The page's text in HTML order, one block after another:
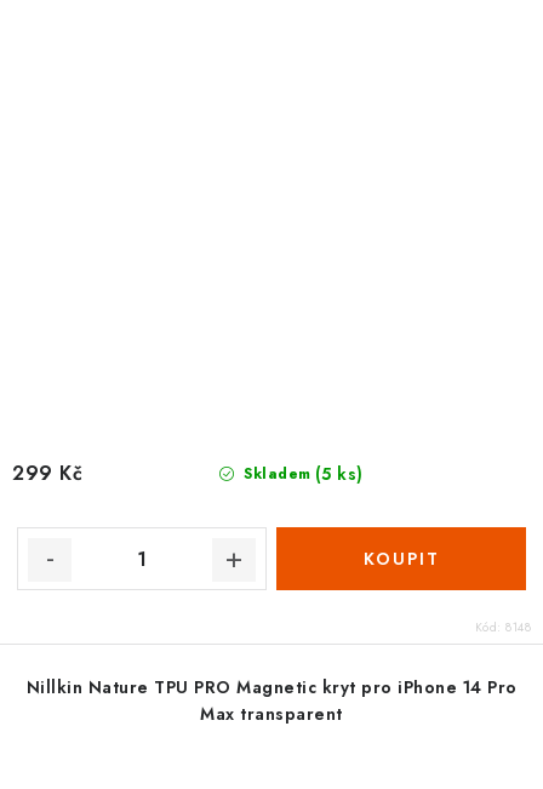
Skladem (5 ks)
299 Kč
Kód: 8148
Nillkin Nature TPU PRO Magnetic kryt pro iPhone 14 Pro
Max transparent